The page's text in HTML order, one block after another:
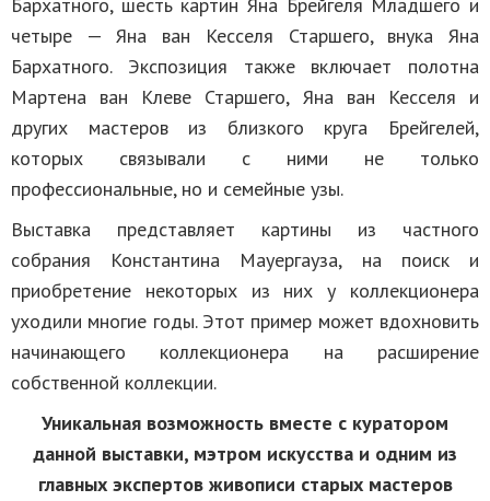
четыре — Яна ван Кесселя Старшего, внука Яна
Бархатного. Экспозиция также включает полотна
Мартена ван Клеве Старшего, Яна ван Кесселя и
других мастеров из близкого круга Брейгелей,
которых связывали с ними не только
профессиональные, но и семейные узы.
Выставка представляет картины из частного
собрания Константина Мауергауза, на поиск и
приобретение некоторых из них у коллекционера
уходили многие годы. Этот пример может вдохновить
начинающего коллекционера на расширение
собственной коллекции.
Уникальная возможность вместе с куратором
данной выставки, мэтром искусства и одним из
главных экспертов живописи старых мастеров